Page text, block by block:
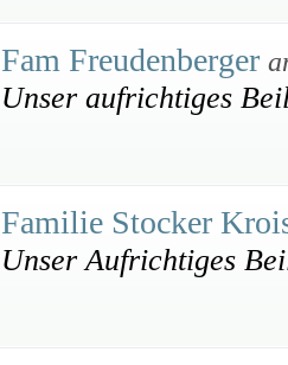
Fam Freudenberger
Unser aufrichtiges
Familie Stocker
Unser Aufrichtiges